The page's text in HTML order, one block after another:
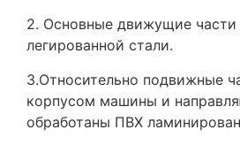
2. Основные движущие части
легированной стали.
3.Относительно подвижные
корпусом машины и
обработаны ПВХ